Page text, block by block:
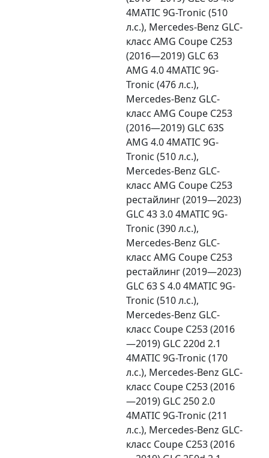
4MATIC 9G-Tronic (510
л.с.), Mercedes-Benz GLC-
класс AMG Coupe C253
(2016—2019) GLC 63
AMG 4.0 4MATIC 9G-
Tronic (476 л.с.),
Mercedes-Benz GLC-
класс AMG Coupe C253
(2016—2019) GLC 63S
AMG 4.0 4MATIC 9G-
Tronic (510 л.с.),
Mercedes-Benz GLC-
класс AMG Coupe C253
рестайлинг (2019—2023)
GLC 43 3.0 4MATIC 9G-
Tronic (390 л.с.),
Mercedes-Benz GLC-
класс AMG Coupe C253
рестайлинг (2019—2023)
GLC 63 S 4.0 4MATIC 9G-
Tronic (510 л.с.),
Mercedes-Benz GLC-
класс Coupe C253 (2016
—2019) GLC 220d 2.1
4MATIC 9G-Tronic (170
л.с.), Mercedes-Benz GLC-
класс Coupe C253 (2016
—2019) GLC 250 2.0
4MATIC 9G-Tronic (211
л.с.), Mercedes-Benz GLC-
класс Coupe C253 (2016